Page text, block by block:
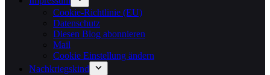
Cookie-Richtlinie (EU)
Datenschutz
Diesen Blog abonnieren
Mail
Cookie Einstellung ändern
Nachkriegskind